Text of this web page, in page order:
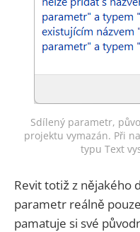
Sdílený parametr,
projektu vymazán. Při
typu Text
Revit totiž z nějakého
parametr reálně
pamatuje si své